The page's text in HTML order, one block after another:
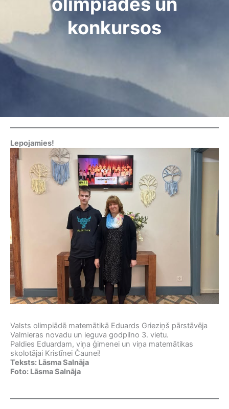
konkursos
Lepojamies!
Valsts olimpiādē matemātikā Eduards Grieziņš pārstāvēja
Valmieras novadu un ieguva godpilno 3. vietu.
Paldies Eduardam, viņa ģimenei un viņa matemātikas
skolotājai Kristīnei Čaunei!
Teksts: Lāsma Salnāja
Foto: Lāsma Salnāja